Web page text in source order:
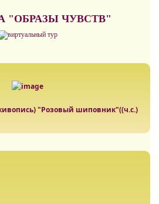
"ОБРАЗЫ ЧУВСТВ"
"Розовый шиповник"((ч.с.)